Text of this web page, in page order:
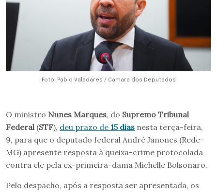
Foto: Pablo Valadares / Câmara dos Deputados
O ministro Nunes Marques, do Supremo Tribunal
Federal (STF), deu prazo de 15 dias nesta terça-feira,
9, para que o deputado federal André Janones (Rede-
MG) apresente resposta à queixa-crime protocolada
contra ele pela ex-primeira-dama Michelle Bolsonaro.
Pelo despacho, após a resposta ser apresentada, os